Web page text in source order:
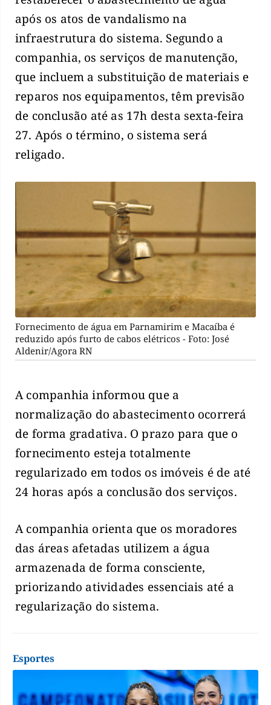
após os atos de vandalismo na
infraestrutura do sistema. Segundo a
companhia, os serviços de manutenção,
que incluem a substituição de materiais e
reparos nos equipamentos, têm previsão
de conclusão até as 17h desta sexta-feira
27. Após o término, o sistema será
religado.
Fornecimento de água em Parnamirim e Macaíba é
reduzido após furto de cabos elétricos - Foto: José
Aldenir/Agora RN
A companhia informou que a
normalização do abastecimento ocorrerá
de forma gradativa. O prazo para que o
fornecimento esteja totalmente
regularizado em todos os imóveis é de até
24 horas após a conclusão dos serviços.
A companhia orienta que os moradores
das áreas afetadas utilizem a água
armazenada de forma consciente,
priorizando atividades essenciais até a
regularização do sistema.
Esportes